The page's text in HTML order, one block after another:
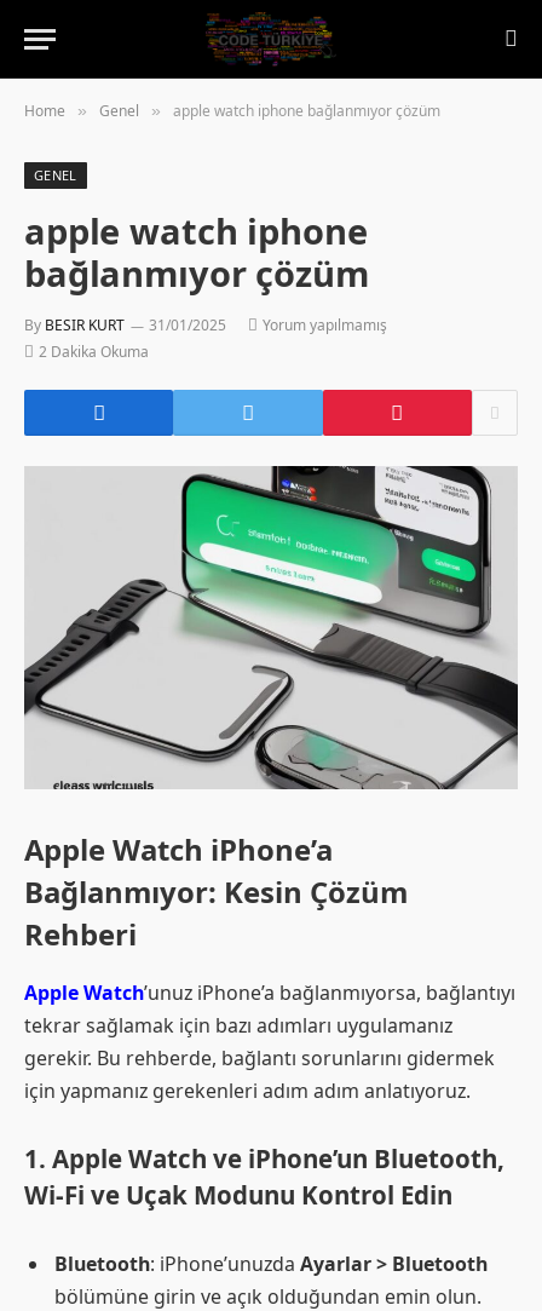
Home » Genel » apple watch iphone bağlanmıyor çözüm
GENEL
apple watch iphone
bağlanmıyor çözüm
By BESIR KURT 31/01/2025
Yorum yapılmamış
2 Dakika Okuma
Apple Watch iPhone’a
Bağlanmıyor: Kesin Çözüm
Rehberi
Apple Watch’unuz iPhone’a bağlanmıyorsa, bağlantıyı
tekrar sağlamak için bazı adımları uygulamanız
gerekir. Bu rehberde, bağlantı sorunlarını gidermek
için yapmanız gerekenleri adım adım anlatıyoruz.
1. Apple Watch ve iPhone’un Bluetooth,
Wi-Fi ve Uçak Modunu Kontrol Edin
Bluetooth: iPhone’unuzda Ayarlar > Bluetooth
bölümüne girin ve açık olduğundan emin olun.